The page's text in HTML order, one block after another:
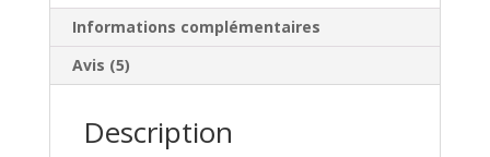
Informations complémentaires
Avis (5)
Description